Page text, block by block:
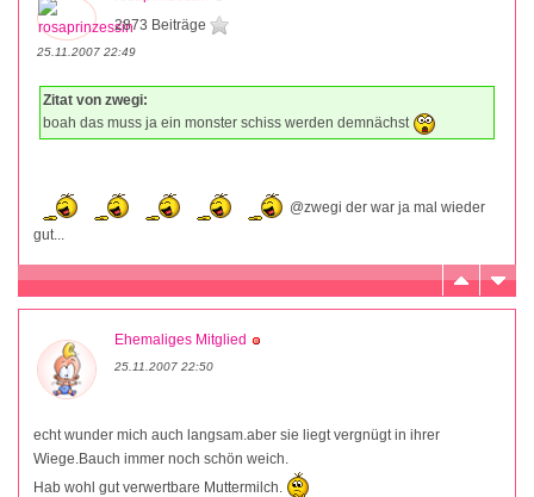
2873 Beiträge
25.11.2007 22:49
Zitat von zwegi:
boah das muss ja ein monster schiss werden demnächst
@zwegi der war ja mal wieder
gut...
Ehemaliges Mitglied
25.11.2007 22:50
echt wunder mich auch langsam.aber sie liegt vergnügt in ihrer
Wiege.Bauch immer noch schön weich.
Hab wohl gut verwertbare Muttermilch.